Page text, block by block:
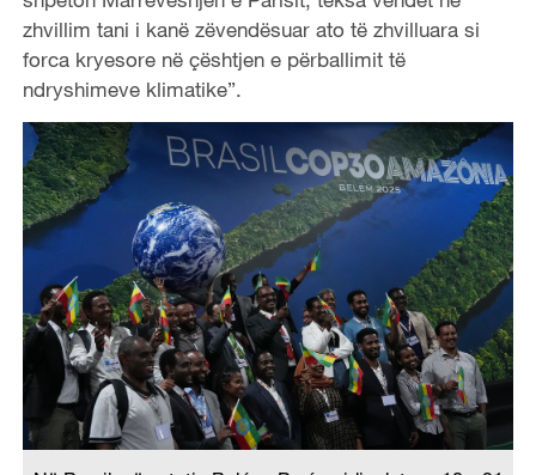
zhvillim tani i kanë zëvendësuar ato të zhvilluara si
forca kryesore në çështjen e përballimit të
ndryshimeve klimatike”.